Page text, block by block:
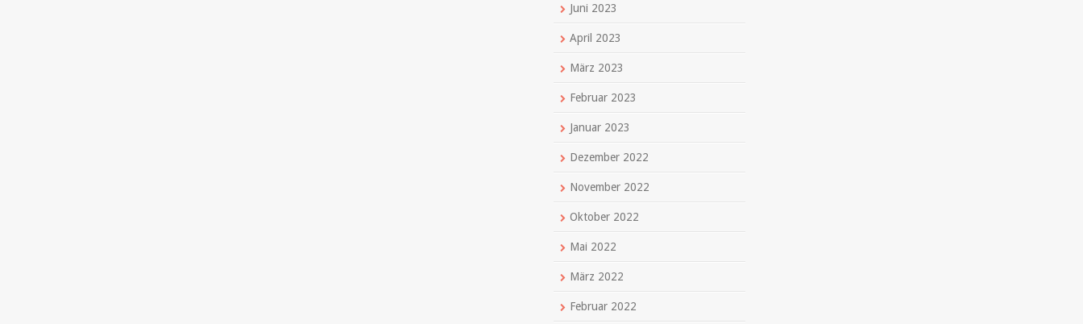
Juni 2023
April 2023
März 2023
Februar 2023
Januar 2023
Dezember 2022
November 2022
Oktober 2022
Mai 2022
März 2022
Februar 2022